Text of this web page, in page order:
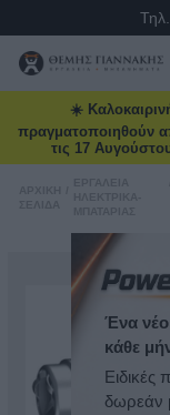
ΠΡΟΪΌΝΤΑ
ΝΈΑ &
☀️
πραγματοποιηθούν
τις 17
Ένα νέο
κάθε
Ειδικές
δωρεάν